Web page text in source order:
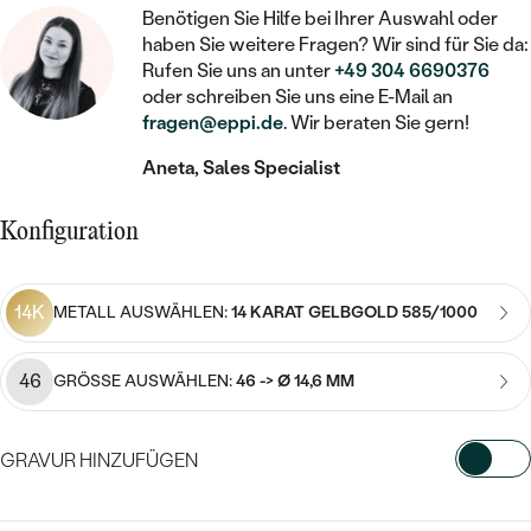
MIT FÜLLUNG
IM SET
LUXURIÖSE
LAB GROWN DIAMANTEN ZUM
EINFASSEN
FARBIGE DIAMANTEN ZUM EINFASSEN
MIT DIAMANT
MIT LAB GROWN DIAMANT
MIT MOISSANIT
MIT FARBIGEN DIAMANTEN
MIT SCHWARZEN DIAMANTEN
SCHMUCK FÜR KINDER
BROSCHEN
SCHMUCKZUBEHÖR
NACH MATERIAL
GOLD
SILBER
PLATIN
NACH STEIN
DIAMANTSCHMUCK
KINDER
PIERCINGS
PERLENOHRRINGE
NACH PREIS
MEDAILLON
KETTEN
NACH EDELSTEIN
MIT DIAMANT
MIT EDELSTEIN
PERLENKETTEN
NACH PREIS
SIEGELRINGE
PERSONALISIERT
MIT DIAMANT
MIT EDELSTEIN
PERLENRINGE
Benötigen Sie Hilfe bei Ihrer Auswahl oder
haben Sie weitere Fragen? Wir sind für Sie da:
Rufen Sie uns an unter+49 304 6690376
oder schreiben Sie uns eine E-Mail an
fragen@eppi.de. Wir beraten Sie gern!
Aneta, Sales Specialist
Konfiguration
14K METALL AUSWÄHLEN:14 KARAT GELBGOLD 585/1000
46 GRÖSSE AUSWÄHLEN:46 -> Ø 14,6 MM
GRAVUR HINZUFÜGEN